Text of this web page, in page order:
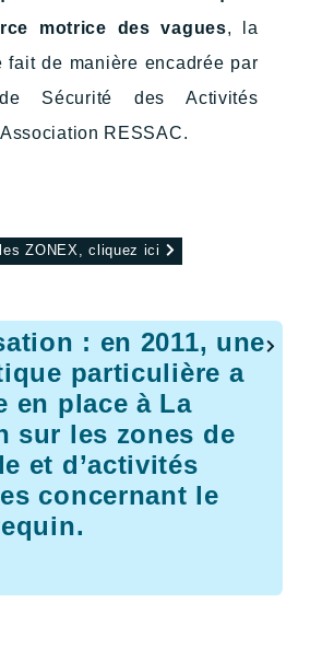
motrice des vagues, la
fait de manière encadrée par
Sécurité des Activités
RESSAC.
les ZONEX, cliquez ici
: en 2011, une
particulière a
en place à La
sur les zones de
et d’activités
concernant le